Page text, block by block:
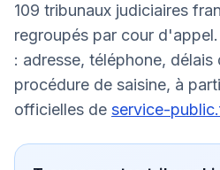
109 tribunaux judiciaires
regroupés par cour
: adresse, téléphone,
procédure de saisine, à
officielles de service-